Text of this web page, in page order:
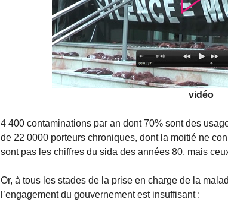
vidéo
4 400 contaminations par an dont 70% sont des
de 22 0000 porteurs chroniques, dont la moitié ne
sont pas les chiffres du sida des années 80, mais
Or, à tous les stades de la prise en charge de la
l’engagement du gouvernement est insuffisant :